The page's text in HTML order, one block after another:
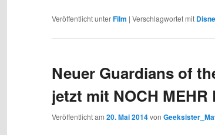
Veröffentlicht unterFilm | Verschlagwortet mit
Neuer Guardians of
jetzt mit NOCH MEHR
Veröffentlicht am 20. Mai 2014von